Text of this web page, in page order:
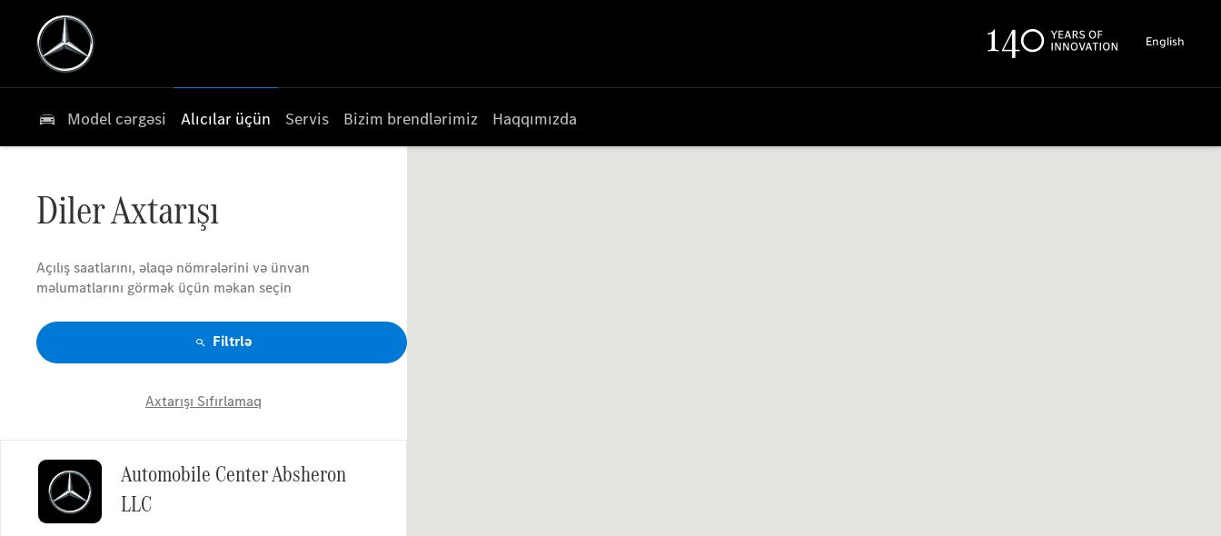
English
Model cərgəsi Alıcılar üçün Servis Bizim brendlərimiz Haqqımızda
Diler Axtarışı
Açılış saatlarını, əlaqə nömrələrini və ünvan
məlumatlarını görmək üçün məkan seçin
Filtrlə
Axtarışı Sıfırlamaq
Automobile Center Absheron
LLC